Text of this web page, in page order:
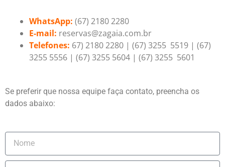
WhatsApp: (67) 2180 2280
E-mail: reservas@zagaia.com.br
Telefones: 67) 2180 2280 | (67) 3255 5519 | (67)
3255 5556 | (67) 3255 5604 | (67) 3255 5601
Se preferir que nossa equipe faça contato, preencha os
dados abaixo: